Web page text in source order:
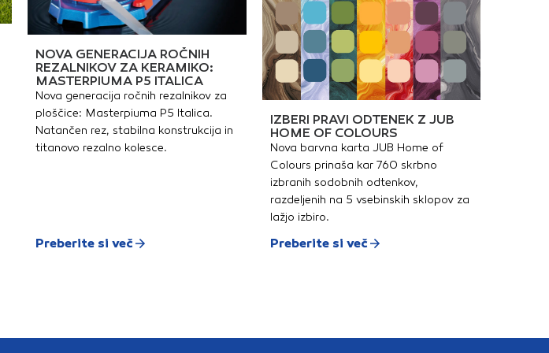
NOVA GENERACIJA ROČNIH
REZALNIKOV ZA KERAMIKO:
MASTERPIUMA P5 ITALICA
Nova generacija ročnih rezalnikov za
ploščice: Masterpiuma P5 Italica.
Natančen rez, stabilna konstrukcija in
titanovo rezalno kolesce.
Preberite si več
IZBERI PRAVI ODTENEK Z JUB
HOME OF COLOURS
Nova barvna karta JUB Home of
Colours prinaša kar 760 skrbno
izbranih sodobnih odtenkov,
razdeljenih na 5 vsebinskih sklopov za
lažjo izbiro.
Preberite si več